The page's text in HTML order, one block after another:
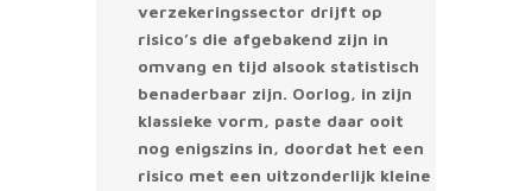
verzekeringssector drijft op
risico’s die afgebakend zijn in
omvang en tijd alsook statistisch
benaderbaar zijn. Oorlog, in zijn
klassieke vorm, paste daar ooit
nog enigszins in, doordat het een
risico met een uitzonderlijk kleine